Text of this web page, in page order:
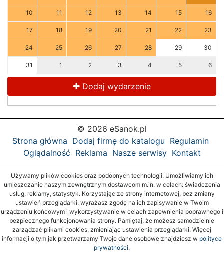
10 11 12 13 14 15 16
17 18 19 20 21 22 23
24 25 26 27 28 29 30
31 1 2 3 4 5 6
Dodaj wydarzenie
© 2026 eSanok.pl
Strona główna Dodaj firmę do katalogu Regulamin
Oglądalność Reklama Nasze serwisy Kontakt
Używamy plików cookies oraz podobnych technologii. Umożliwiamy ich
umieszczanie naszym zewnętrznym dostawcom m.in. w celach: świadczenia
usług, reklamy, statystyk. Korzystając ze strony internetowej, bez zmiany
ustawień przeglądarki, wyrażasz zgodę na ich zapisywanie w Twoim
urządzeniu końcowym i wykorzystywanie w celach zapewnienia poprawnego i
bezpiecznego funkcjonowania strony. Pamiętaj, że możesz samodzielnie
zarządzać plikami cookies, zmieniając ustawienia przeglądarki. Więcej
informacji o tym jak przetwarzamy Twoje dane osobowe znajdziesz w polityce
prywatności.